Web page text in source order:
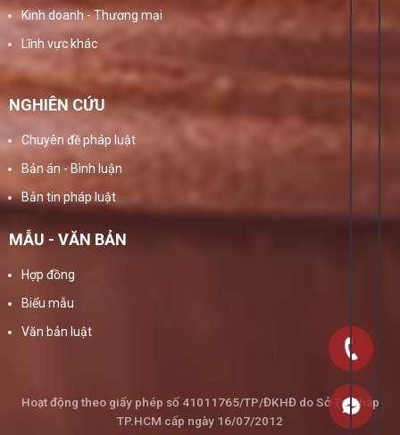
Kinh doanh - Thương mại
Lĩnh vực khác
NGHIÊN CỨU
Chuyên đề pháp luật
Bản án - Bình luận
Bản tin pháp luật
MẪU - VĂN BẢN
Hợp đồng
Biểu mẫu
Văn bản luật
Hoạt động theo giấy phép số 41011765/TP/ĐKHĐ do Sở Tư Pháp
TP.HCM cấp ngày 16/07/2012